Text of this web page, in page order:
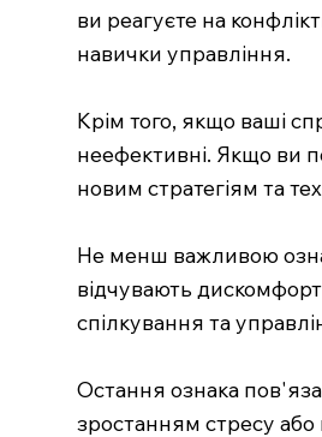
ви реагуєте на
навички управління.
Крім того, якщо ваші
неефективні. Якщо ви
новим стратегіям та
Не менш важливою
відчувають
спілкування та
Остання ознака
зростанням стресу або